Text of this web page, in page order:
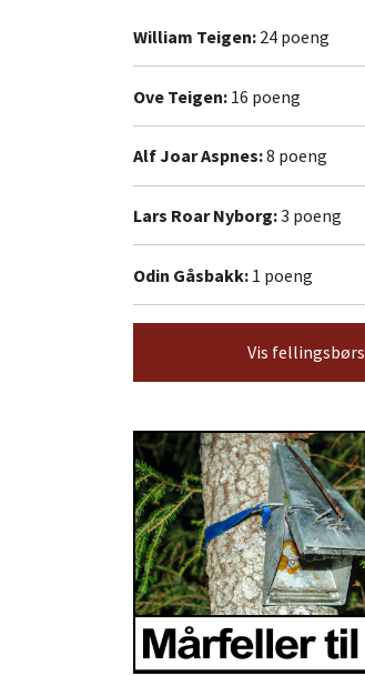
William Teigen: 24 poeng
Ove Teigen: 16 poeng
Alf Joar Aspnes:8 poeng
Lars Roar Nyborg:3 poeng
Odin Gåsbakk: 1 poeng
Vis fellingsbørs